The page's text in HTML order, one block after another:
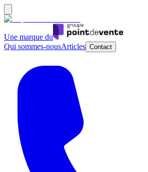
Une marque du
Qui sommes-nousArticles Contact